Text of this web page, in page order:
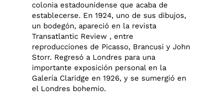
colonia estadounidense que acaba de
establecerse. En 1924, uno de sus dibujos,
un bodegón, apareció en la revista
Transatlantic Review , entre
reproducciones de Picasso, Brancusi y John
Storr. Regresó a Londres para una
importante exposición personal en la
Galería Claridge en 1926, y se sumergió en
el Londres bohemio.